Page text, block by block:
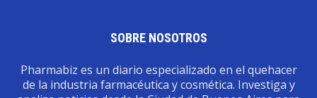
SOBRE NOSOTROS
Pharmabiz es un diario especializado en el quehacer
de la industria farmacéutica y cosmética. Investiga y